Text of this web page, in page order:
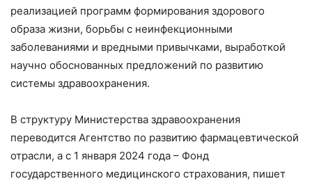
реализацией программ формирования здорового
образа жизни, борьбы с неинфекционными
заболеваниями и вредными привычками, выработкой
научно обоснованных предложений по развитию
системы здравоохранения.
В структуру Министерства здравоохранения
переводится Агентство по развитию фармацевтической
отрасли, а с 1 января 2024 года – Фонд
государственного медицинского страхования, пишет